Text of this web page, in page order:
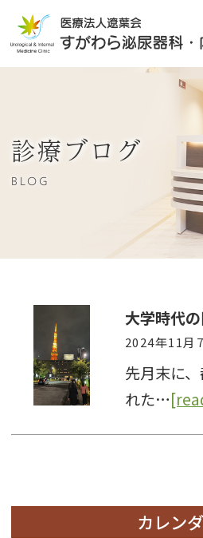
診療ブログ
BLOG
2024年11月
先月末に
れた…
カレン